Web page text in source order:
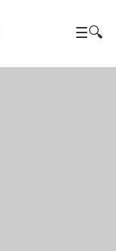
☰🔍